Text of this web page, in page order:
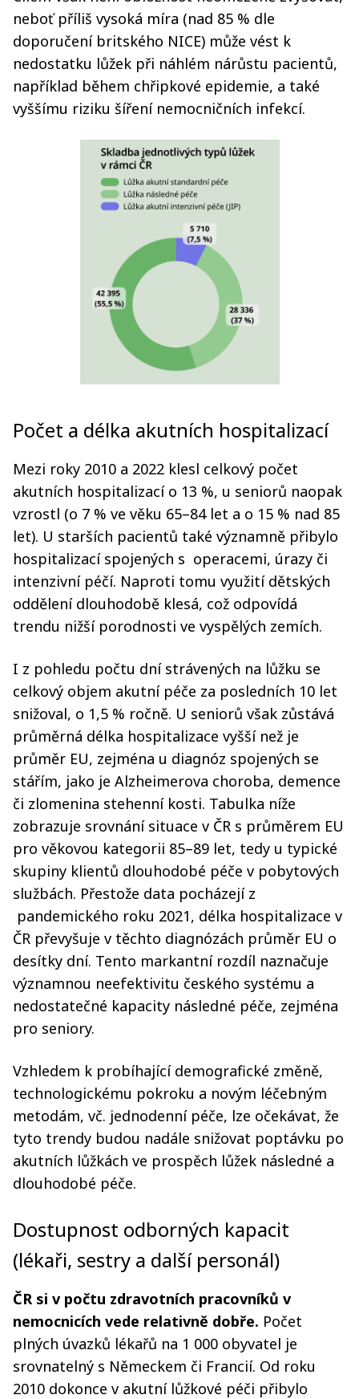
neboť příliš vysoká míra (nad 85 % dle
doporučení britského NICE) může vést k
nedostatku lůžek při náhlém nárůstu pacientů,
například během chřipkové epidemie, a také
vyššímu riziku šíření nemocničních infekcí.
Počet a délka akutních hospitalizací
Mezi roky 2010 a 2022 klesl celkový počet
akutních hospitalizací o 13 %, u seniorů naopak
vzrostl (o 7 % ve věku 65–84 let a o 15 % nad 85
let). U starších pacientů také významně přibylo
hospitalizací spojených s operacemi, úrazy či
intenzivní péčí. Naproti tomu využití dětských
oddělení dlouhodobě klesá, což odpovídá
trendu nižší porodnosti ve vyspělých zemích.
I z pohledu počtu dní strávených na lůžku se
celkový objem akutní péče za posledních 10 let
snižoval, o 1,5 % ročně. U seniorů však zůstává
průměrná délka hospitalizace vyšší než je
průměr EU, zejména u diagnóz spojených se
stářím, jako je Alzheimerova choroba, demence
či zlomenina stehenní kosti. Tabulka níže
zobrazuje srovnání situace v ČR s průměrem EU
pro věkovou kategorii 85–89 let, tedy u typické
skupiny klientů dlouhodobé péče v pobytových
službách. Přestože data pocházejí z
pandemického roku 2021, délka hospitalizace v
ČR převyšuje v těchto diagnózách průměr EU o
desítky dní. Tento markantní rozdíl naznačuje
významnou neefektivitu českého systému a
nedostatečné kapacity následné péče, zejména
pro seniory.
Vzhledem k probíhající demografické změně,
technologickému pokroku a novým léčebným
metodám, vč. jednodenní péče, lze očekávat, že
tyto trendy budou nadále snižovat poptávku po
akutních lůžkách ve prospěch lůžek následné a
dlouhodobé péče.
Dostupnost odborných kapacit
(lékaři, sestry a další personál)
ČR si v počtu zdravotních pracovníků v
nemocnicích vede relativně dobře. Počet
plných úvazků lékařů na 1 000 obyvatel je
srovnatelný s Německem či Francií. Od roku
2010 dokonce v akutní lůžkové péči přibylo